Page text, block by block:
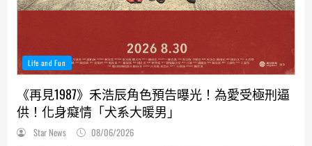
Life and Fun
《再見1987》禾浩辰角色預告曝光！為愛受極刑逼
供！化身癡情「犬系大暖男」
Star News 08/06/2026